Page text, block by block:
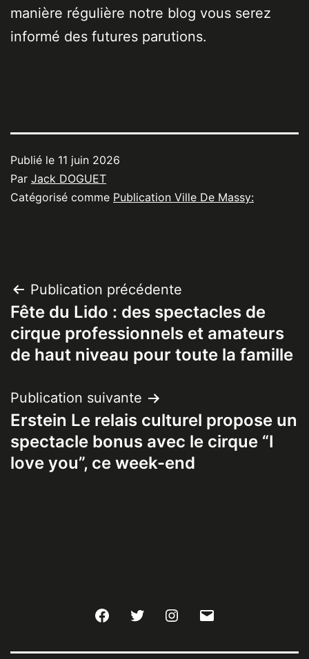
manière régulière notre blog vous serez
informé des futures parutions.
Publié le 11 juin 2026
Par Jack DOGUET
Catégorisé comme Publication Ville De Massy:
Navigation
de
l’article
Publication précédente
Fête du Lido : des spectacles de
cirque professionnels et amateurs
de haut niveau pour toute la famille
Publication suivante
Erstein Le relais culturel propose un
spectacle bonus avec le cirque “I
love you”, ce week-end
FacebookTwitter Instagram